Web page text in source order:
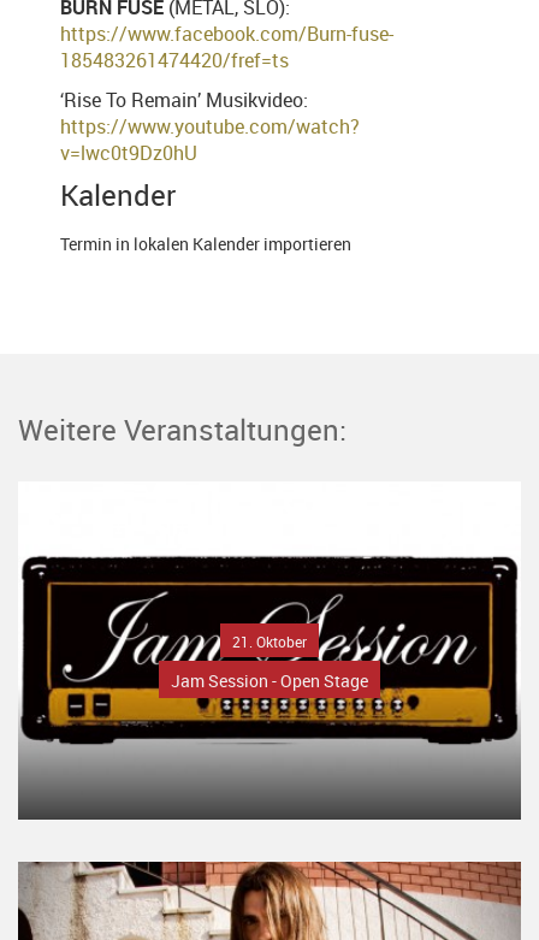
BURN FUSE (METAL, SLO):
https://www.facebook.com/Burn-fuse-
185483261474420/fref=ts
‘Rise To Remain’ Musikvideo:
https://www.youtube.com/watch?
v=lwc0t9Dz0hU
Kalender
Termin in lokalen Kalender importieren
Weitere Veranstaltungen:
21. Oktober
Jam Session - Open Stage